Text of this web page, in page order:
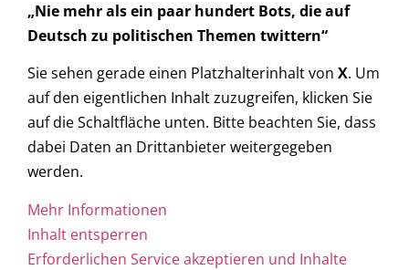
„Nie mehr als ein paar hundert Bots, die auf
Deutsch zu politischen Themen twittern“
Sie sehen gerade einen Platzhalterinhalt von X. Um
auf den eigentlichen Inhalt zuzugreifen, klicken Sie
auf die Schaltfläche unten. Bitte beachten Sie, dass
dabei Daten an Drittanbieter weitergegeben
werden.
Mehr Informationen
Inhalt entsperren
Erforderlichen Service akzeptieren und Inhalte